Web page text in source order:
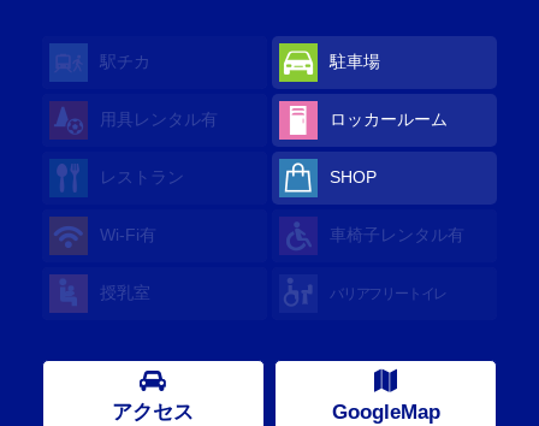
駅チカ 駐車場
用具レンタル有 ロッカールーム
レストラン SHOP
Wi-Fi有 車椅子レンタル有
授乳室 バリアフリートイレ
アクセス GoogleMap